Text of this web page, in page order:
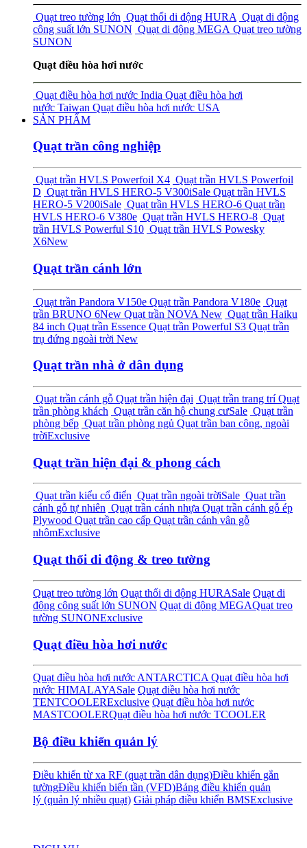
Quạt treo tường lớn Quạt thổi di động HURA Quạt di động
công suất lớn SUNON Quạt di động MEGA Quạt treo tường
SUNON
Quạt điều hòa hơi nước
Quạt điều hòa hơi nước India Quạt điều hòa hơi
nước Taiwan Quạt điều hòa hơi nước USA
SẢN PHẨM
Quạt trần công nghiệp
Quạt trần HVLS Powerfoil X4 Quạt trần HVLS Powerfoil
D Quạt trần HVLS HERO-5 V300iSale Quạt trần HVLS
HERO-5 V200iSale Quạt trần HVLS HERO-6 Quạt trần
HVLS HERO-6 V380e Quạt trần HVLS HERO-8 Quạt
trần HVLS Powerful S10 Quạt trần HVLS Powesky
X6New
Quạt trần cánh lớn
Quạt trần Pandora V150e Quạt trần Pandora V180e Quạt
trần BRUNO 6New Quạt trần NOVA New Quạt trần Haiku
84 inch Quạt trần Essence Quạt trần Powerful S3 Quạt trần
trụ đứng ngoài trời New
Quạt trần nhà ở dân dụng
Quạt trần cánh gỗ Quạt trần hiện đại Quạt trần trang tríQuạt
trần phòng khách Quạt trần căn hộ chung cưSale Quạt trần
phòng bếp Quạt trần phòng ngủ Quạt trần ban công, ngoài
trờiExclusive
Quạt trần hiện đại & phong cách
Quạt trần kiểu cổ điển Quạt trần ngoài trờiSale Quạt trần
cánh gỗ tự nhiên Quạt trần cánh nhựa Quạt trần cánh gỗ ép
Plywood Quạt trần cao cấp Quạt trần cánh vân gỗ
nhômExclusive
Quạt thổi di động & treo tường
Quạt treo tường lớn Quạt thổi di động HURASale Quạt di
động công suất lớn SUNON Quạt di động MEGAQuạt treo
tường SUNONExclusive
Quạt điều hòa hơi nước
Quạt điều hòa hơi nước ANTARCTICA Quạt điều hòa hơi
nước HIMALAYASale Quạt điều hòa hơi nước
TENTCOOLERExclusive Quạt điều hòa hơi nước
MASTCOOLERQuạt điều hòa hơi nước TCOOLER
Bộ điều khiển quản lý
Điều khiển từ xa RF (quạt trần dân dụng)Điều khiển gắn
tườngĐiều khiển biến tần (VFD)Bảng điều khiển quản
lý (quản lý nhiều quạt) Giải pháp điều khiển BMSExclusive